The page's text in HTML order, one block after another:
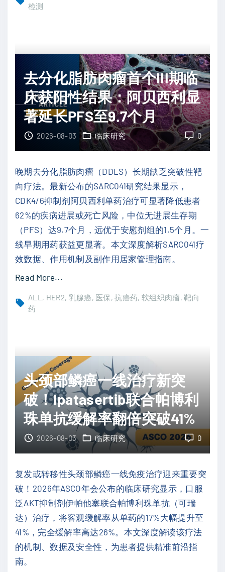
联
合
化
疗
达
4
年
"
列
腺
癌
如
何
降
复
发
风
险
阿
帕
他
胺
强
化
治
疗
打
破
生
存
瓶
颈
"
检测
去分化脂肪肉瘤首个III期临
床获阳性结果：阿贝西利显
著延长PFS至9.7个月
0
2026-08-03 临床研究
晚期去分化脂肪肉瘤（DDLS）长期缺乏突破性靶
向疗法。最新公布的SARC041研究结果显示，
CDK4/6抑制剂阿贝西利单药治疗可显著降低患者
62%的疾病进展或死亡风险，中位无进展生存期
（PFS）达9.7个月，远优于安慰剂组的1.5个月。一
线早期用药获益更显著。本文深度解析SARC041疗
效数据、作用机制及副作用居家管理指南。
Read More..."
肉
瘤
首
个
I
I
I
临
获
阳
性
结
ALL HER2 乳腺癌 医保 抗癌药 软组织肉瘤 靶向
药
头颈部鳞癌一线治疗新突
破！Ipatasertib联合帕博利
珠单抗缓解率翻倍突破41%
0
2026-08-03 临床研究
复发或转移性头颈部鳞癌一线免疫治疗迎来重要突
破！2026年ASCO年会公布的临床研究显示，口服
泛AKT抑制剂伊帕他塞联合帕博利珠单抗（可瑞
达）治疗，将客观缓解率从单药的17%大幅提升至
41%，完全缓解率高达26%。本文深度解读该疗法
的机制、数据及安全性，为患者提供精准前沿指
南。